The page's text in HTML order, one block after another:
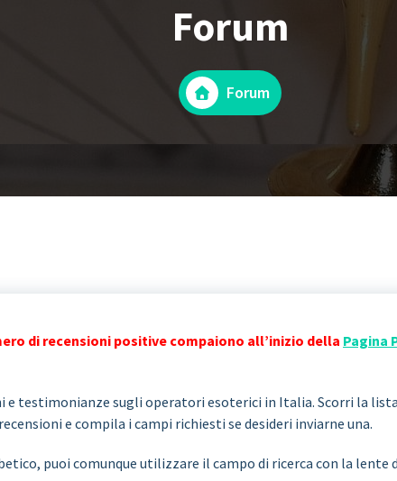
Forum
Forum
di recensioni positive compaiono all’inizio della Pagina
e testimonianze sugli operatori esoterici in Italia. Scorri la
e compila i campi richiesti se desideri inviarne una.
puoi comunque utilizzare il campo di ricerca con la lente